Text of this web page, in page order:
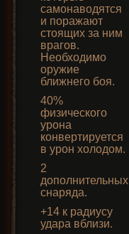
самонаводятся
и поражают
стоящих за ним
врагов.
Необходимо
оружие
ближнего боя.
40%
физического
урона
конвертируется
в урон холодом.
2
дополнительных
снаряда.
+14 к радиусу
удара вблизи.